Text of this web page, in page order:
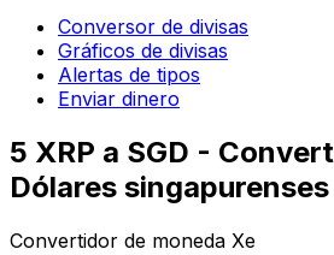
Conversor de divisas
Gráficos de divisas
Alertas de tipos
Enviar dinero
5 XRP a SGD -
Dólares singapurenses
Convertidor de moneda Xe